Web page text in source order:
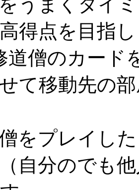
得点を目指
僧のカード
て移動先の
をプレイし
自分のでも